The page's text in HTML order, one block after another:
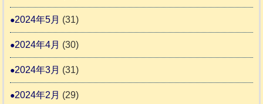
2024年5月 (31)
2024年4月 (30)
2024年3月 (31)
2024年2月 (29)